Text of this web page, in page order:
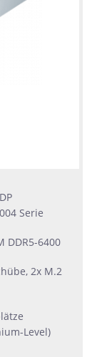
Serie
DDR5-6400
2x M.2
Level)